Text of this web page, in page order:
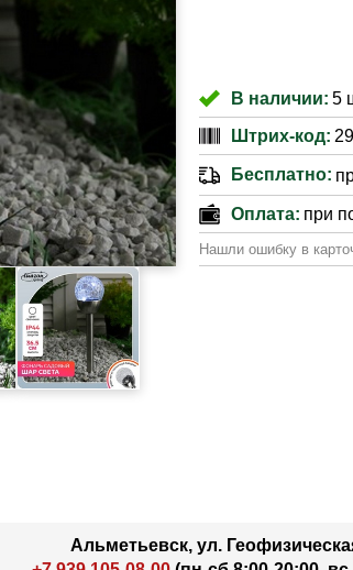
В наличии: 5
Штрих-код:
Бесплатно:
Оплата: при
Нашли ошибку в
Альметьевск, ул.